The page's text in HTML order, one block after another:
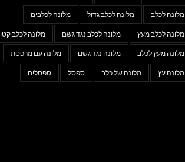
מלונה לכלב מלונה לכלב גדול מלונה לכלבים
מלונה לכלב מעץ מלונה לכלב נגד גשם מלונה לכלב קטן
מלונה מעץ לכלב מלונה נגד גשם מלונה עם מרפסת
מלונה עץ מלונה של כלב ספסל ספסלים